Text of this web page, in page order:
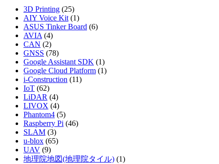
3D Printing (25)
AIY Voice Kit(1)
ASUS Tinker Board (6)
AVIA(4)
CAN (2)
GNSS (78)
Google Assistant SDK (1)
Google Cloud Platform (1)
i-Construction (11)
IoT (62)
LiDAR (4)
LIVOX (4)
Phantom4 (5)
Raspberry Pi (46)
SLAM (3)
u-blox (65)
UAV (9)
地理院地図(地理院タイル) (1)